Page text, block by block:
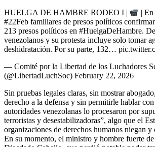
HUELGA DE HAMBRE RODEO I |
|
#22Feb familiares de presos políticos
213 presos políticos en #HuelgaDeHambre.
venezolanos y su protesta incluye solo tomar
deshidratación. Por su parte, 132…
— Comité por la Libertad de los Luchadores
(@LibertadLuchSoc) February 22, 2026
Sin pruebas legales claras, sin mostrar
derecho a la defensa y sin permitirle hablar
autoridades venezolanas lo procesaron por
terroristas y desestabilizadoras”, algo que el
organizaciones de derechos humanos niegan
En su momento, el ministro y hombre fuerte de